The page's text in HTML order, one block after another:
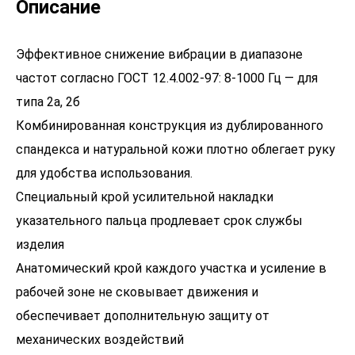
Описание
Эффективное снижение вибрации в диапазоне
частот согласно ГОСТ 12.4.002-97: 8-1000 Гц — для
типа 2а, 2б
Комбинированная конструкция из дублированного
спандекса и натуральной кожи плотно облегает руку
для удобства использования.
Специальный крой усилительной накладки
указательного пальца продлевает срок службы
изделия
Анатомический крой каждого участка и усиление в
рабочей зоне не сковывает движения и
обеспечивает дополнительную защиту от
механических воздействий